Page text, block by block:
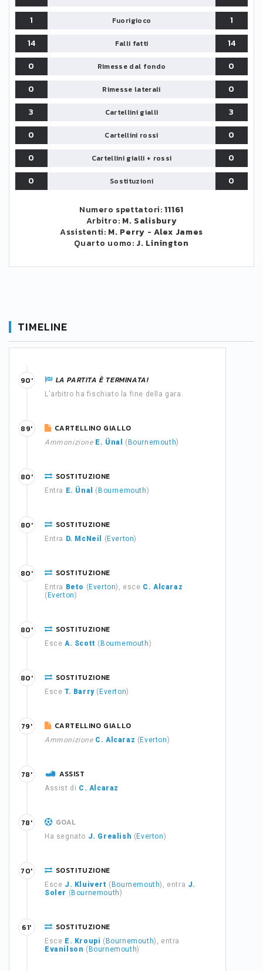
1
Fuorigioco
1
14
Falli fatti
14
0
Rimesse dal fondo
0
0
Rimesse laterali
0
3
Cartellini gialli
3
0
Cartellini rossi
0
0
Cartellini gialli + rossi
0
0
Sostituzioni 0
Numero spettatori:11161
Arbitro: M. Salisbury
Assistenti: M. Perry -Alex James
Quarto uomo: J. Linington
TIMELINE
LA PARTITA È TERMINATA!
L'arbitro ha fischiato la fine della gara.
90'
CARTELLINO GIALLO
Ammonizione E. Ünal ( Bournemouth)
89'
SOSTITUZIONE
Entra E. Ünal ( Bournemouth)
80'
SOSTITUZIONE
Entra D. McNeil ( Everton)
80'
SOSTITUZIONE
Entra Beto ( Everton), esce C. Alcaraz
( Everton)
80'
SOSTITUZIONE
Esce A. Scott ( Bournemouth)
80'
SOSTITUZIONE
Esce T. Barry( Everton)
80'
CARTELLINO GIALLO
Ammonizione C. Alcaraz ( Everton)
79'
ASSIST
Assist di C. Alcaraz
78'
GOAL
Ha segnato J. Grealish ( Everton)
78'
SOSTITUZIONE
Esce J. Kluivert ( Bournemouth), entra J.
Soler ( Bournemouth)
70'
SOSTITUZIONE
Esce E. Kroupi ( Bournemouth), entra
Evanilson ( Bournemouth)
61'